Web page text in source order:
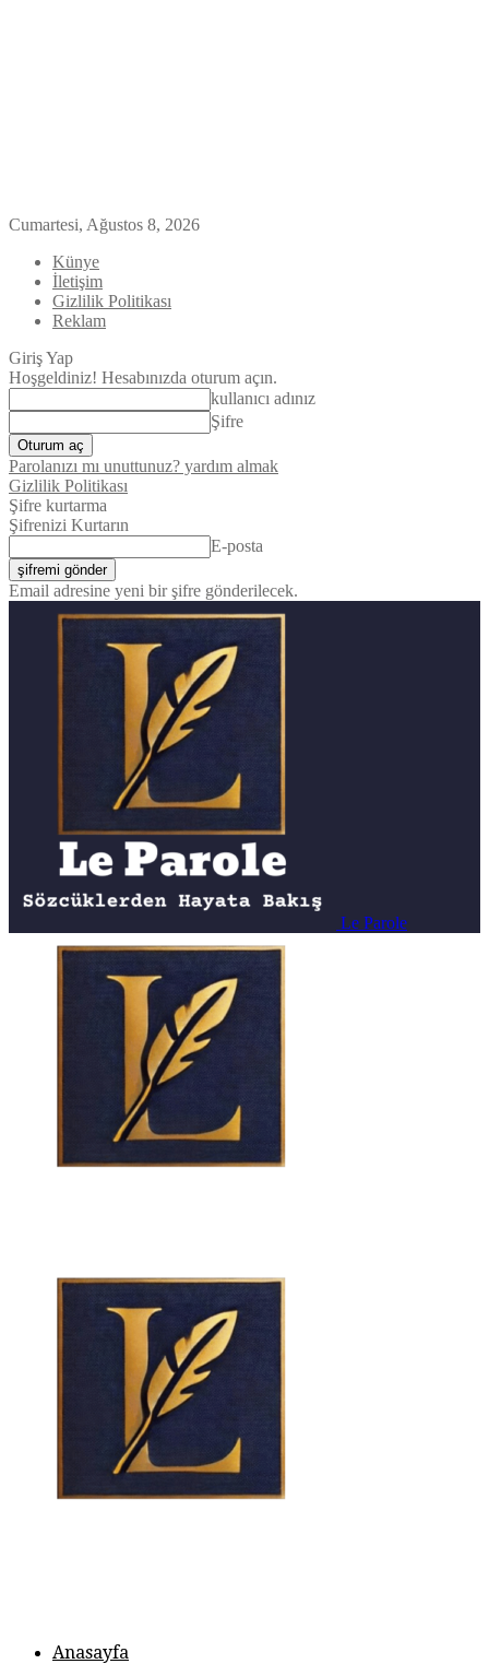
Cumartesi, Ağustos 8, 2026
Künye
İletişim
Gizlilik Politikası
Reklam
Giriş Yap
Hoşgeldiniz! Hesabınızda oturum açın.
kullanıcı adınız
Şifre
Parolanızı mı unuttunuz? yardım almak
Gizlilik Politikası
Şifre kurtarma
Şifrenizi Kurtarın
E-posta
Email adresine yeni bir şifre gönderilecek.
Le Parole
Anasayfa